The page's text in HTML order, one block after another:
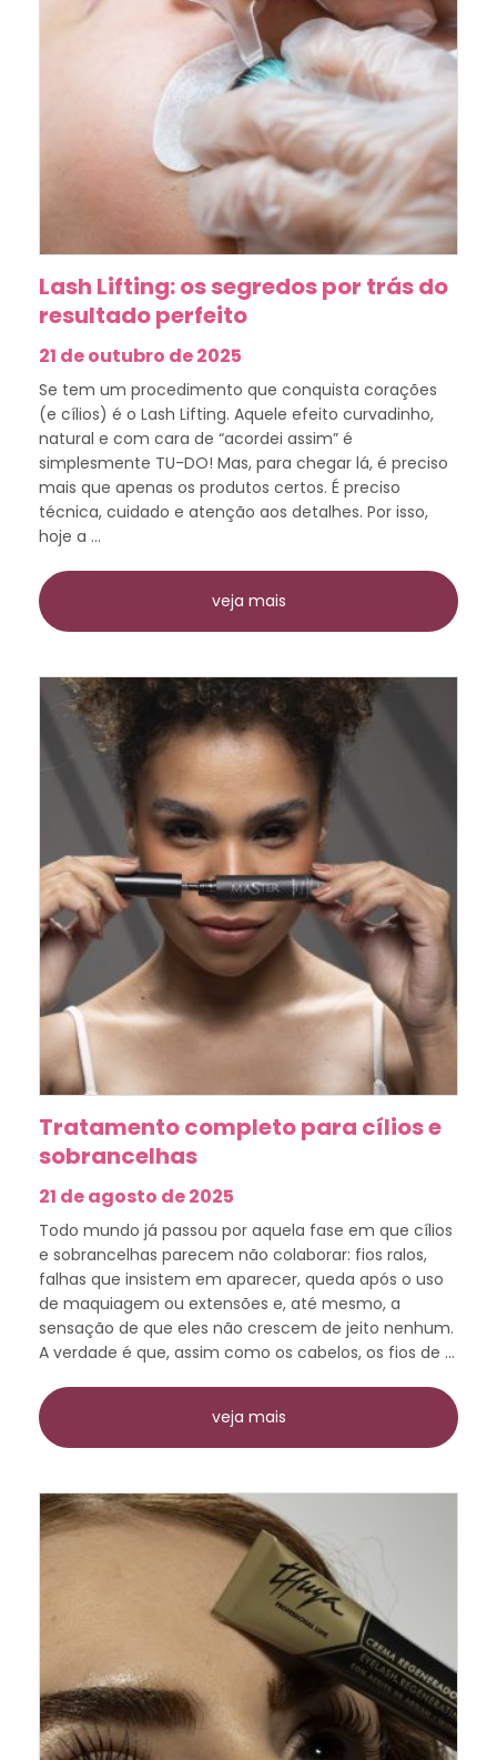
Lash Lifting: os segredos por trás do
resultado perfeito
21 de outubro de 2025
Se tem um procedimento que conquista corações
(e cílios) é o Lash Lifting. Aquele efeito curvadinho,
natural e com cara de “acordei assim” é
simplesmente TU-DO! Mas, para chegar lá, é preciso
mais que apenas os produtos certos. É preciso
técnica, cuidado e atenção aos detalhes. Por isso,
hoje a ...
veja mais
Tratamento completo para cílios e
sobrancelhas
21 de agosto de 2025
Todo mundo já passou por aquela fase em que cílios
e sobrancelhas parecem não colaborar: fios ralos,
falhas que insistem em aparecer, queda após o uso
de maquiagem ou extensões e, até mesmo, a
sensação de que eles não crescem de jeito nenhum.
A verdade é que, assim como os cabelos, os fios de ...
veja mais